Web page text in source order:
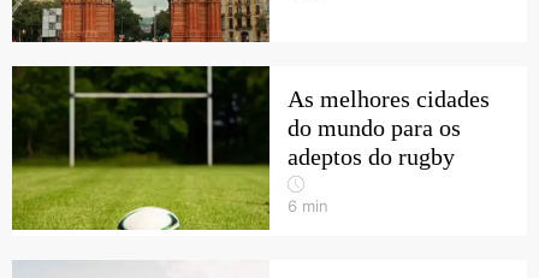
As melhores cidades
do mundo para os
adeptos do rugby
6 min